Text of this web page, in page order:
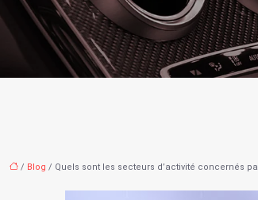
/ Blog / Quels sont les secteurs d’activité concernés